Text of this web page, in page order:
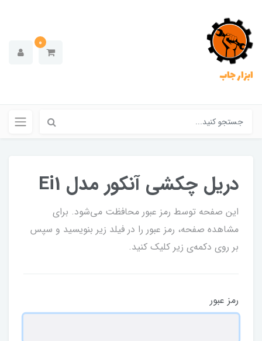
ابزار جاب
0
دریل چکشی آنکور مدل Ei1
این صفحه توسط رمز عبور محافظت می‌شود. برای
مشاهده صفحه، رمز عبور را در فیلد زیر بنویسید و سپس
بر روی دکمه‌ی زیر کلیک کنید.
رمز عبور